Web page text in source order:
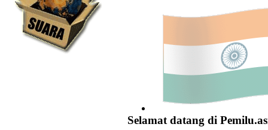
Selamat datang di